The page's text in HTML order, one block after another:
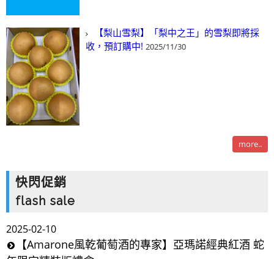
【梨山雪梨】「梨中之王」的雪梨即將採
收，預訂購中! 2025/11/30
more..
快閃促銷
flash sale
2025-02-10
【Amarone風乾葡萄酒的專家】亞瑪諾經典紅酒 蛇